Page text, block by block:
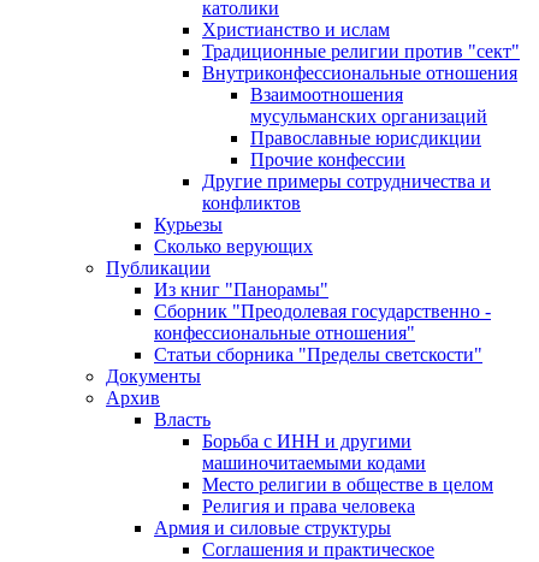
католики
Христианство и ислам
Традиционные религии против "сект"
Внутриконфессиональные отношения
Взаимоотношения
мусульманских организаций
Православные юрисдикции
Прочие конфессии
Другие примеры сотрудничества и
конфликтов
Курьезы
Сколько верующих
Публикации
Из книг "Панорамы"
Сборник "Преодолевая государственно -
конфессиональные отношения"
Статьи сборника "Пределы светскости"
Документы
Архив
Власть
Борьба с ИНН и другими
машиночитаемыми кодами
Место религии в обществе в целом
Религия и права человека
Армия и силовые структуры
Соглашения и практическое